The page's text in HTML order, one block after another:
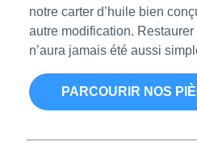
notre carter d’huile bien
autre modification.
n’aura jamais été aussi
PARCOURIR NOS